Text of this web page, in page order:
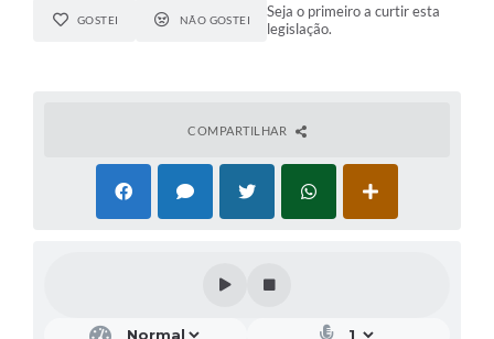
GOSTEI NÃO GOSTEI
Seja o primeiro a curtir esta
legislação.
COMPARTILHAR